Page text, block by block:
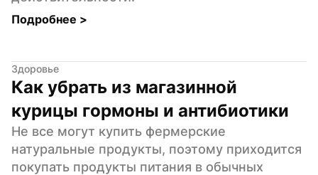
Подробнее >
Здоровье
Как убрать из магазинной
курицы гормоны и антибиотики
Не все могут купить фермерские
натуральные продукты, поэтому приходится
покупать продукты питания в обычных